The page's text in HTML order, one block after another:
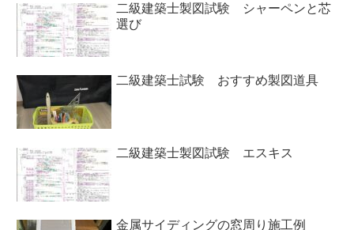
二級建築士製図試験 シャーペンと芯
選び
二級建築士試験 おすすめ製図道具
二級建築士製図試験 エスキス
金属サイディングの窓周り施工例